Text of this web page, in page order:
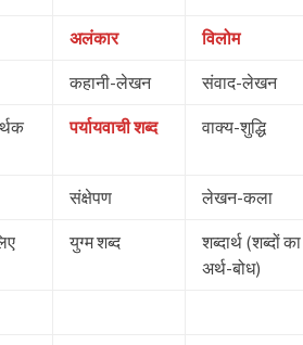
अलंकार विलोम
कहानी-लेखन संवाद-लेखन
पर्यायवाची शब्द वाक्य-शुद्धि
संक्षेपण लेखन-कला
युग्म शब्द
शब्दार्थ (शब्दों का
अर्थ-बोध)